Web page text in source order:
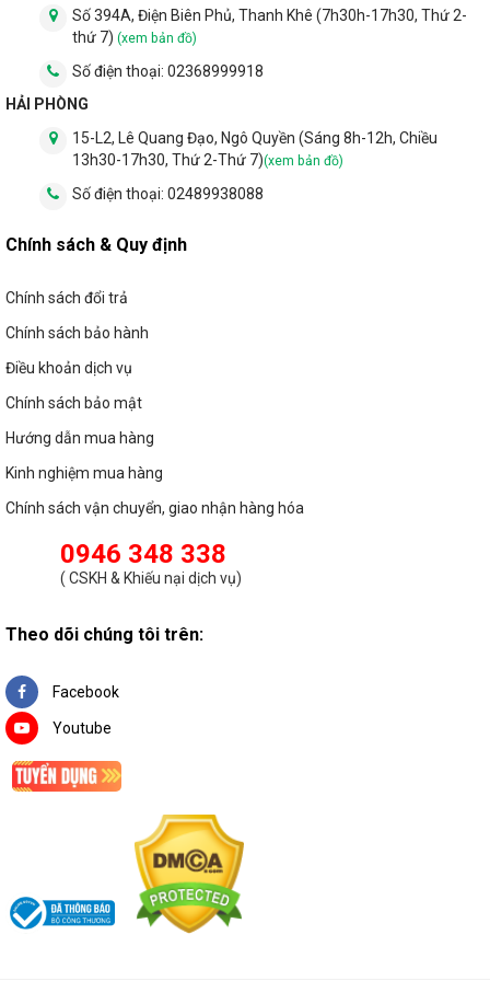
3.4 Tai cài chắc chắn, độ bám trần tốt, giữ
đèn cố định trên trần
nhận biết 2 tai cài cơ bản. Quan trọng là phần lò xo, lò xo có sự
đàn hồi tốt, chắc chắn, bám trần và giữ đèn cố định tại 1 chỗ, ít
đèn led âm trần mà LED Xanh phân phối.
Số 394A, Điện Biên Phủ, Thanh Khê (7h30h-17h30, Thứ 2-
thứ 7) (xem bản đồ)
Số điện thoại: 02368999918
HẢI PHÒNG
15-L2, Lê Quang Đạo, Ngô Quyền (Sáng 8h-12h, Chiều
13h30-17h30, Thứ 2-Thứ 7)(xem bản đồ)
Số điện thoại: 02489938088
Chính sách & Quy định
Chính sách đổi trả
Chính sách bảo hành
Điều khoản dịch vụ
Chính sách bảo mật
Hướng dẫn mua hàng
Kinh nghiệm mua hàng
Chính sách vận chuyển, giao nhận hàng hóa
0946 348 338
( CSKH & Khiếu nại dịch vụ)
Theo dõi chúng tôi trên:
Facebook
Youtube